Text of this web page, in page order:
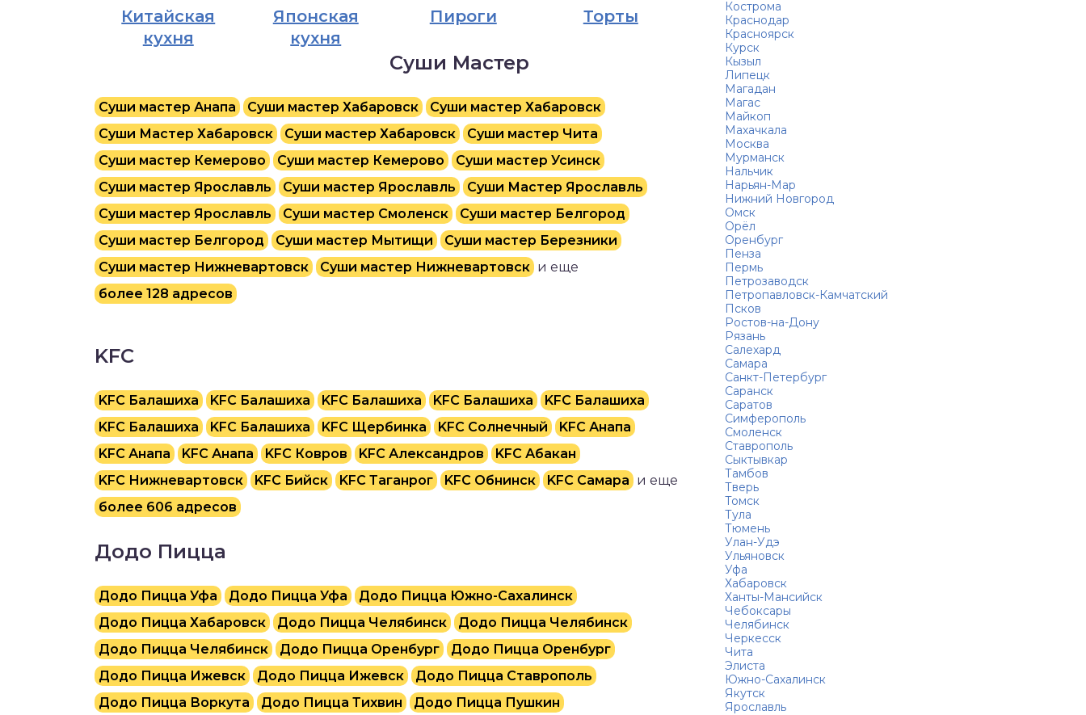
Китайская
кухня
Японская
кухня
Пироги Торты
Суши Мастер
Суши мастер Анапа Суши мастер Хабаровск
Суши мастер Хабаровск
Суши Мастер Хабаровск
Суши мастер Хабаровск
Суши мастер Чита
Суши мастер Кемерово
Суши мастер Кемерово
Суши мастер Усинск
Суши мастер Ярославль
Суши мастер Ярославль
Суши Мастер Ярославль
Суши мастер Ярославль
Суши мастер Смоленск
Суши мастер Белгород
Суши мастер Белгород
Суши мастер Мытищи
Суши мастер Березники
Суши мастер Нижневартовск
Суши мастер Нижневартовск и еще
более 128 адресов
KFC
KFC Балашиха KFC Балашиха KFC Балашиха KFC Балашиха
KFC Балашиха
KFC Балашиха
KFC Балашиха KFC Щербинка KFC Солнечный
KFC Анапа
KFC Анапа
KFC Анапа KFC Ковров KFC Александров
KFC Абакан
KFC Нижневартовск
KFC Бийск KFC Таганрог KFC Обнинск KFC Самара и еще
более 606 адресов
Додо Пицца
Додо Пицца Уфа Додо Пицца Уфа
Додо Пицца Южно-Сахалинск
Додо Пицца Хабаровск
Додо Пицца Челябинск
Додо Пицца Челябинск
Додо Пицца Челябинск
Додо Пицца Оренбург
Додо Пицца Оренбург
Додо Пицца Ижевск
Додо Пицца Ижевск
Додо Пицца Ставрополь
Додо Пицца Воркута
Додо Пицца Тихвин
Додо Пицца Пушкин
Кострома
Краснодар
Красноярск
Курск
Кызыл
Липецк
Магадан
Магас
Майкоп
Махачкала
Москва
Мурманск
Нальчик
Нарьян-Мар
Нижний Новгород
Омск
Орёл
Оренбург
Пенза
Пермь
Петрозаводск
Петропавловск-Камчатский
Псков
Ростов-на-Дону
Рязань
Салехард
Самара
Санкт-Петербург
Саранск
Саратов
Симферополь
Смоленск
Ставрополь
Сыктывкар
Тамбов
Тверь
Томск
Тула
Тюмень
Улан-Удэ
Ульяновск
Уфа
Хабаровск
Ханты-Мансийск
Чебоксары
Челябинск
Черкесск
Чита
Элиста
Южно-Сахалинск
Якутск
Ярославль